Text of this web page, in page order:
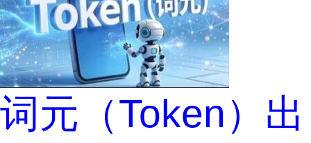
词元（Token）出